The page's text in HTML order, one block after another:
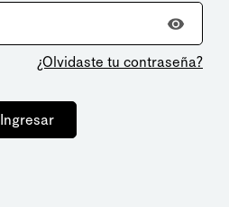
¿Olvidaste tu contraseña?
Ingresar